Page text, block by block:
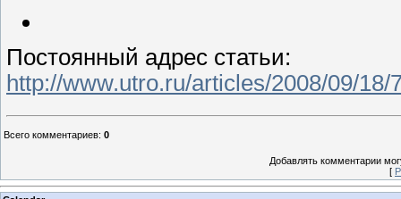
Постоянный адрес статьи:
http://www.utro.ru/articles/2008/09/18/
Всего комментариев: 0
Добавлять комментарии
[